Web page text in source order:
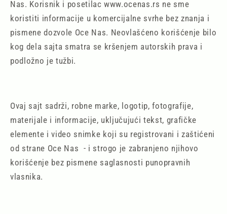
Nas. Korisnik i posetilac www.ocenas.rs ne sme
koristiti informacije u komercijalne svrhe bez znanja i
pismene dozvole Oce Nas. Neovlašćeno korišćenje bilo
kog dela sajta smatra se kršenjem autorskih prava i
podložno je tužbi.
Ovaj sajt sadrži, robne marke, logotip, fotografije,
materijale i informacije, uključujući tekst, grafičke
elemente i video snimke koji su registrovani i zaštićeni
od strane Oce Nas - i strogo je zabranjeno njihovo
korišćenje bez pismene saglasnosti punopravnih
vlasnika.